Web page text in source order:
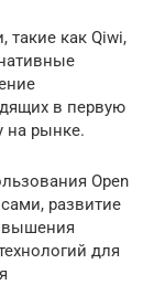
такие как Qiwi,
в первую
на рынке.
Open
развитие
для